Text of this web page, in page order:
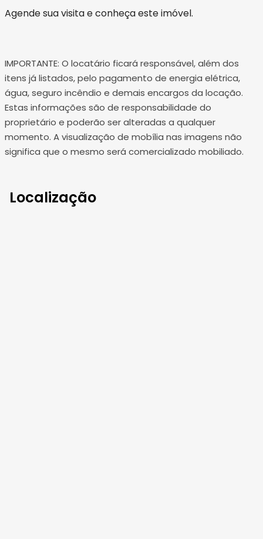
Agende sua visita e conheça este imóvel.
IMPORTANTE: O locatário ficará responsável, além dos
itens já listados, pelo pagamento de energia elétrica,
água, seguro incêndio e demais encargos da locação.
Estas informações são de responsabilidade do
proprietário e poderão ser alteradas a qualquer
momento. A visualização de mobília nas imagens não
significa que o mesmo será comercializado mobiliado.
Localização